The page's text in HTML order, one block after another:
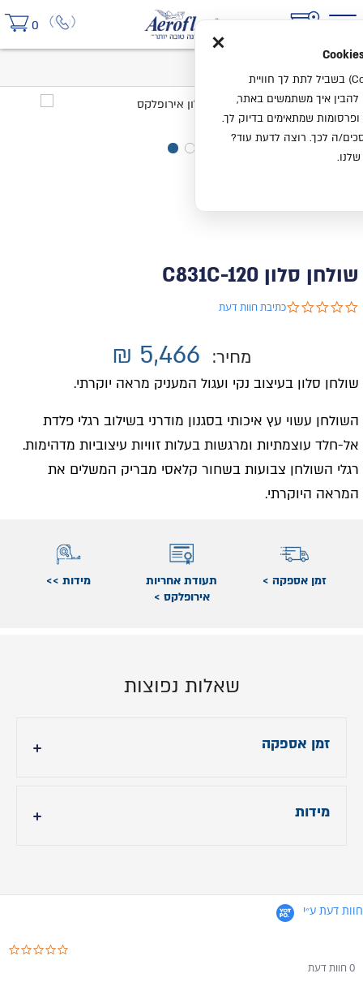
0
שולחן סלון C831C-120
0.0 star rating
כתיבת חוות דעת
שולחן סלון בעיצוב נקי ועגול המעניק מראה יוקרתי.
השולחן עשוי עץ איכותי בסגנון מודרני בשילוב רגלי פלדת
אל-חלד עוצמתיות ומרגשות בעלות זוויות עיצוביות מדהימות.
רגלי השולחן צבועות בשחור קלאסי מבריק המשלים את
המראה היוקרתי.
מחיר: 5,466
₪
זמן אספקה >
תעודת אחריות
אירופלקס >
מידות >>
שאלות נפוצות
זמן אספקה
מידות
חוות דעת ע״י
0 חוות דעת
×
אנחנו משתמשים בעוגיות (Cookies) בשביל לתת לך חוויית
להבין איך משתמשים באתר,
שמתאימים בדיוק לך.
ה לכך. רוצה לדעת עוד?